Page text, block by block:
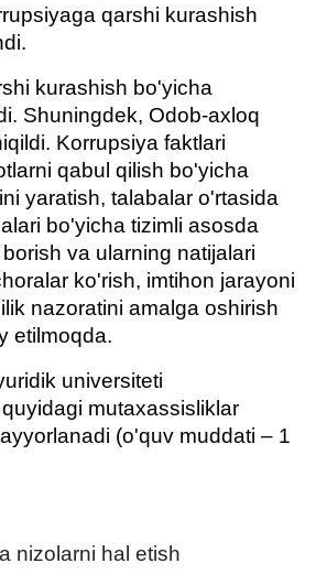
qarshi kurashish
kurashish bo'yicha
. Shuningdek, Odob-axloq
. Korrupsiya faktlari
qabul qilish bo'yicha
yaratish, talabalar o'rtasida
bo'yicha tizimli asosda
borish va ularning natijalari
ko'rish, imtihon jarayoni
nazoratini amalga oshirish
etilmoqda.
universiteti
mutaxassisliklar
(o'quv muddati – 1
nizolarni hal etish